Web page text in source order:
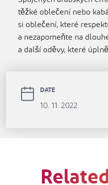
těžké oblečení nebo
si oblečení, které
a nezapomeňte na
a další oděvy, které
DATE
10. 11. 2022